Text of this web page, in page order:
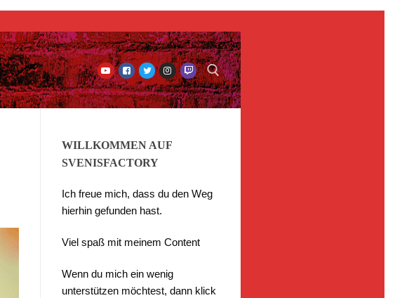
WILLKOMMEN AUF
SVENISFACTORY
Ich freue mich, dass du den Weg
hierhin gefunden hast.
Viel spaß mit meinem Content
Wenn du mich ein wenig
unterstützen möchtest, dann klick